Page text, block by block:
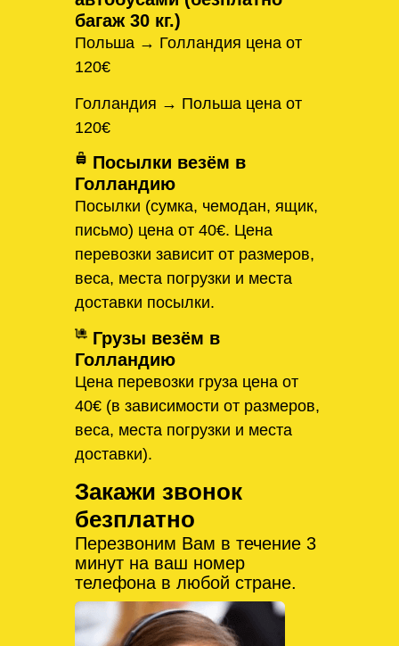
багаж 30 кг.)
Польша → Голландия цена от
120€
Голландия → Польша цена от
120€
Посылки везём в
Голландию
Посылки (сумка, чемодан, ящик,
письмо) цена от 40€. Цена
перевозки зависит от размеров,
веса, места погрузки и места
доставки посылки.
Грузы везём в
Голландию
Цена перевозки груза цена от
40€ (в зависимости от размеров,
веса, места погрузки и места
доставки).
Закажи звонок
безплатно
Перезвоним Вам в течение 3
минут на ваш номер
телефона в любой стране.